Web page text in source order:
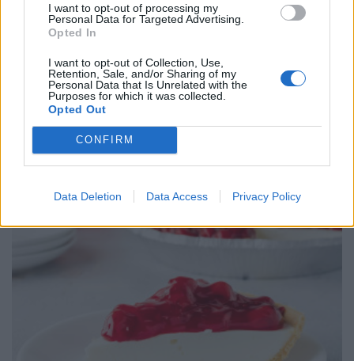
I want to opt-out of processing my
Personal Data for Targeted Advertising.
Opted In
I want to opt-out of Collection, Use,
Retention, Sale, and/or Sharing of my
Personal Data that Is Unrelated with the
Purposes for which it was collected.
Opted Out
CONFIRM
Data Deletion Data Access Privacy Policy
Η πιο απλή συνταγή για σπανακόρυζο με ντομάτα